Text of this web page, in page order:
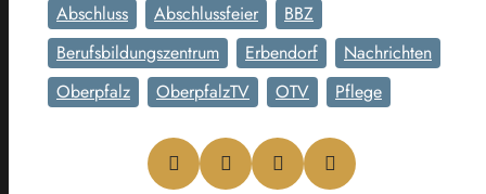
Abschluss Abschlussfeier
BBZ
Berufsbildungszentrum
Erbendorf
Nachrichten
Oberpfalz
OberpfalzTV OTV Pflege